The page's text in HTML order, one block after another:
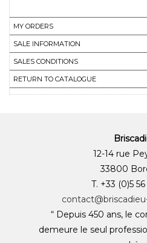
MY ORDERS
SALE INFORMATION
SALES CONDITIONS
RETURN TO CATALOGUE
12-14 rue
33800
T. +33 (0)5 56
“ Depuis 450 ans, le
demeure le seul